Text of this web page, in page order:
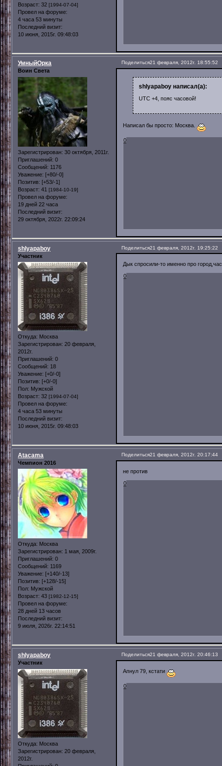
Возраст: 32 [1994-07-04]
Провел на форуме:
4 часа 53 минуты
Последний визит:
10 июня, 2015г. 09:48:03
Поделиться21 февраля, 2012г. 18:55:52
УмныйОрка
Воин Света
Зарегистрирован: 30 октября, 2011г.
Приглашений: 0
Сообщений: 1176
Уважение: [+80/-0]
Позитив: [+53/-1]
Возраст: 41 [1984-10-19]
Провел на форуме:
19 дней 22 часа
Последний визит:
29 октября, 2022г. 22:09:24
shlyapaboy написал(а):
UTC +4, пояс часовой!
Написал бы просто: Москва.
0
Поделиться21 февраля, 2012г. 19:25:22
shlyapaboy
Участник
Откуда: Москва
Зарегистрирован: 20 февраля,
2012г.
Приглашений: 0
Сообщений: 18
Уважение: [+0/-0]
Позитив: [+0/-0]
Пол: Мужской
Возраст: 32 [1994-07-04]
Провел на форуме:
4 часа 53 минуты
Последний визит:
10 июня, 2015г. 09:48:03
Дык спросили-то именно про
0
Поделиться21 февраля, 2012г. 20:17:44
Atacama
Чемпион 2016
Откуда: Москва
Зарегистрирован: 1 мая, 2009г.
Приглашений: 0
Сообщений: 1169
Уважение: [+140/-13]
Позитив: [+128/-15]
Пол: Мужской
Возраст: 43 [1982-12-15]
Провел на форуме:
28 дней 13 часов
Последний визит:
9 июля, 2026г. 22:14:51
не против
0
Поделиться21 февраля, 2012г. 20:46:13
shlyapaboy
Участник
Откуда: Москва
Зарегистрирован: 20 февраля,
2012г.
Апнул 79, кстати
0